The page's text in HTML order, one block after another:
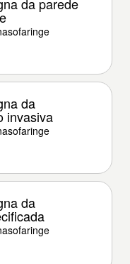
da
invasiva
da